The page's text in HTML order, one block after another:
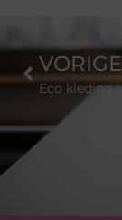
VORIGE